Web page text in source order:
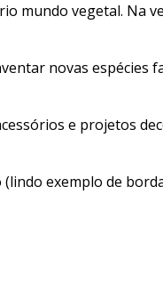
mundo vegetal. Na
novas espécies
e projetos
exemplo de